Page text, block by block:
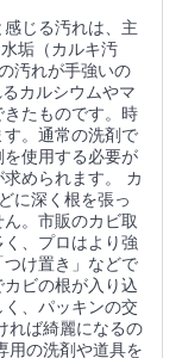
じる汚れは、主
垢（カルキ汚
汚れが手強いの
カルシウムやマ
たものです。時
。通常の洗剤で
使用する必要が
められます。 カ
に深く根を張っ
。市販のカビ取
、プロはより強
け置き」などで
ビの根が入り込
、パッキンの交
れば綺麗になるの
用の洗剤や道具を